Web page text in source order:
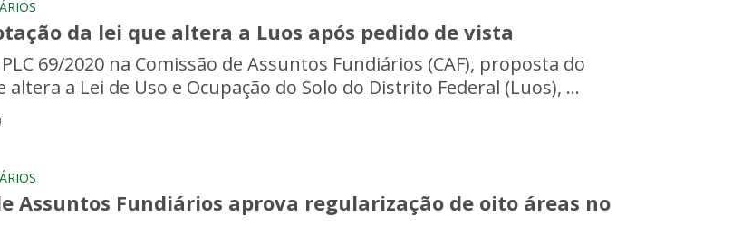
da lei que altera a Luos após pedido de vista
69/2020 na Comissão de Assuntos Fundiários (CAF), proposta do
altera a Lei de Uso e Ocupação do Solo do Distrito Federal (Luos), ...
Assuntos Fundiários aprova regularização de oito áreas no